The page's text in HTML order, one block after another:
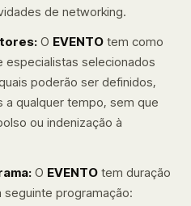
de networking.
O EVENTO tem como
especialistas selecionados
poderão ser definidos,
a qualquer tempo, sem que
ou indenização à
O EVENTO tem duração
seguinte programação: